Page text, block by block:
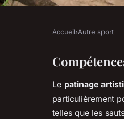
du
Accueil›Autre sport
Le patinage
particulièrement
telles que les